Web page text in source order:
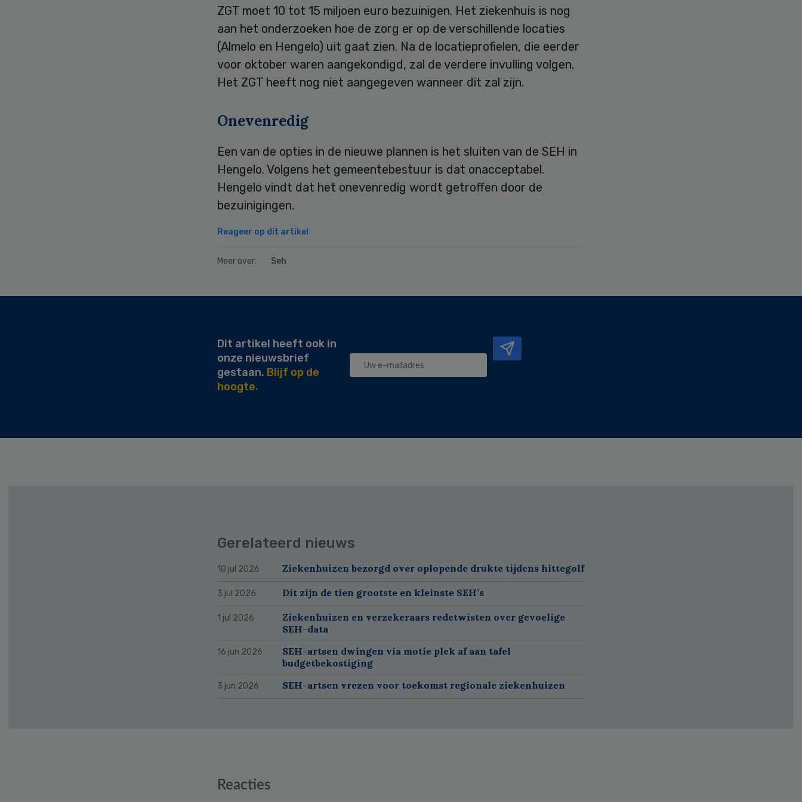
ZGT moet 10 tot 15 miljoen euro bezuinigen. Het ziekenhuis is nog
aan het onderzoeken hoe de zorg er op de verschillende locaties
(Almelo en Hengelo) uit gaat zien. Na de locatieprofielen, die eerder
voor oktober waren aangekondigd, zal de verdere invulling volgen.
Het ZGT heeft nog niet aangegeven wanneer dit zal zijn.
Onevenredig
Een van de opties in de nieuwe plannen is het sluiten van de SEH in
Hengelo. Volgens het gemeentebestuur is dat onacceptabel.
Hengelo vindt dat het onevenredig wordt getroffen door de
bezuinigingen.
Reageer op dit artikel
Meer over: Seh
Dit artikel heeft ook in
onze nieuwsbrief
gestaan. Blijf op de
hoogte.
Gerelateerd nieuws
10 jul 2026 Ziekenhuizen bezorgd over oplopende drukte tijdens hittegolf
3 jul 2026 Dit zijn de tien grootste en kleinste SEH’s
1 jul 2026
Ziekenhuizen en verzekeraars redetwisten over gevoelige
SEH-data
16 jun 2026
SEH-artsen dwingen via motie plek af aan tafel
budgetbekostiging
3 jun 2026 SEH-artsen vrezen voor toekomst regionale ziekenhuizen
Reacties